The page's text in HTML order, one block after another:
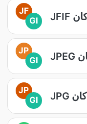
JF
GI
JP
GI
JP
GI